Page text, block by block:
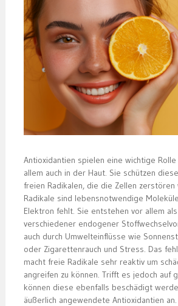
Antioxidantien spielen eine wichtige
allem auch in der Haut. Sie schützen
freien Radikalen, die die Zellen zerstören
Radikale sind lebensnotwendige
Elektron fehlt. Sie entstehen vor allem
verschiedener endogener
auch durch Umwelteinflüsse wie
oder Zigarettenrauch und Stress. Das
macht freie Radikale sehr reaktiv um
angreifen zu können. Trifft es jedoch auf
können diese ebenfalls beschädigt
äußerlich angewendete Antioxidantien